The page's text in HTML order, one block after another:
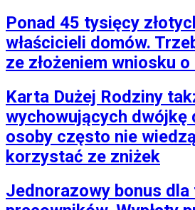
Ponad 45 tysięcy
właścicieli domów.
ze złożeniem wniosku
Karta Dużej Rodziny
wychowujących dwójkę
osoby często nie
korzystać ze zniżek
Jednorazowy bonus